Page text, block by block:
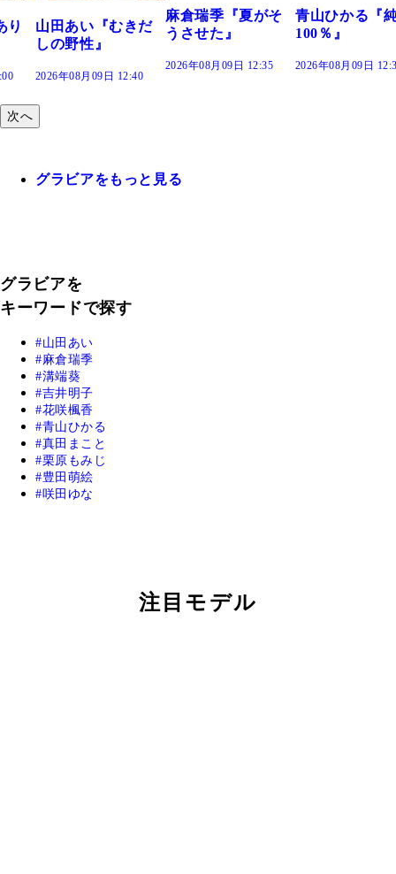
だ
麻倉瑞季『夏がそ
うさせた』
青山ひかる『純度
100％』
2026年08月09日 12:30
次へ
グラビアをもっと見る
グラビアを
キーワードで探す
山田あい
麻倉瑞季
溝端葵
吉井明子
花咲楓香
青山ひかる
真田まこと
栗原もみじ
豊田萌絵
咲田ゆな
注目モデル